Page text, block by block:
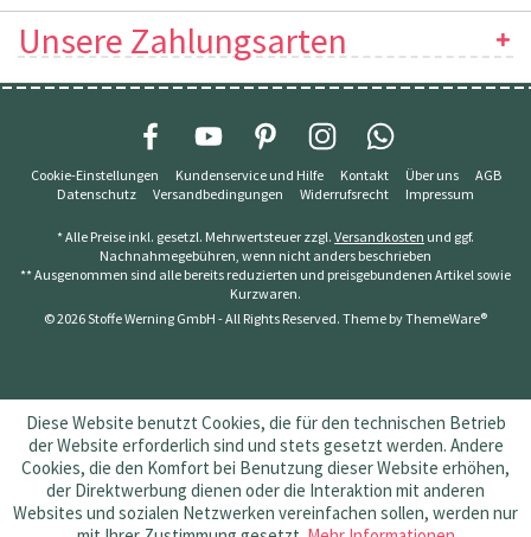
Unsere Zahlungsarten
Cookie-Einstellungen Kundenservice und Hilfe Kontakt Über uns
AGB
Datenschutz
Versandbedingungen Widerrufsrecht Impressum
* Alle Preise inkl. gesetzl. Mehrwertsteuer zzgl. Versandkosten und ggf.
Nachnahmegebühren, wenn nicht anders beschrieben
** Ausgenommen sind alle bereits reduzierten und preisgebundenen Artikel sowie
Kurzwaren.
© 2026 Stoffe Werning GmbH - All Rights Reserved. Theme byThemeWare®
Diese Website benutzt Cookies, die für den technischen Betrieb
der Website erforderlich sind und stets gesetzt werden. Andere
Cookies, die den Komfort bei Benutzung dieser Website erhöhen,
der Direktwerbung dienen oder die Interaktion mit anderen
Websites und sozialen Netzwerken vereinfachen sollen, werden nur